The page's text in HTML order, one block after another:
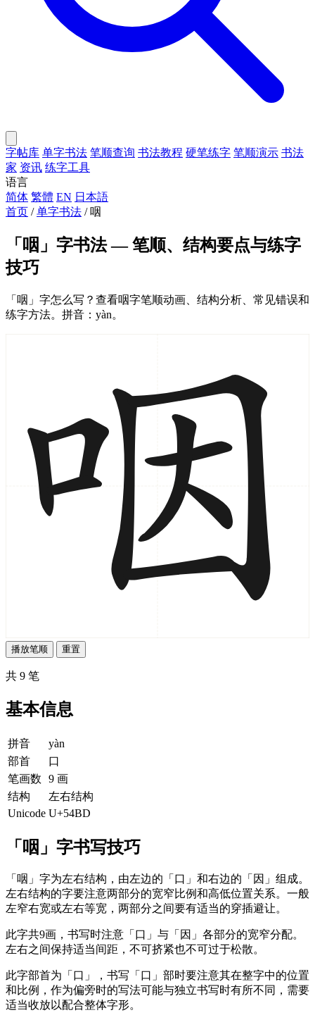
字帖库 单字书法 笔顺查询 书法教程 硬笔练字 笔顺演示 书法
家 资讯 练字工具
语言
简体 繁體 EN 日本語
首页 / 单字书法 / 咽
「咽」字书法 — 笔顺、结构要点与练字
技巧
「咽」字怎么写？查看咽字笔顺动画、结构分析、常见错误和
练字方法。拼音：yàn。
播放笔顺 重置
共 9 笔
基本信息
拼音
yàn
部首
口
笔画数
9 画
结构
左右结构
Unicode U+54BD
「咽」字书写技巧
「咽」字为左右结构，由左边的「口」和右边的「因」组成。
左右结构的字要注意两部分的宽窄比例和高低位置关系。一般
左窄右宽或左右等宽，两部分之间要有适当的穿插避让。
此字共9画，书写时注意「口」与「因」各部分的宽窄分配。
左右之间保持适当间距，不可挤紧也不可过于松散。
此字部首为「口」，书写「口」部时要注意其在整字中的位置
和比例，作为偏旁时的写法可能与独立书写时有所不同，需要
适当收放以配合整体字形。